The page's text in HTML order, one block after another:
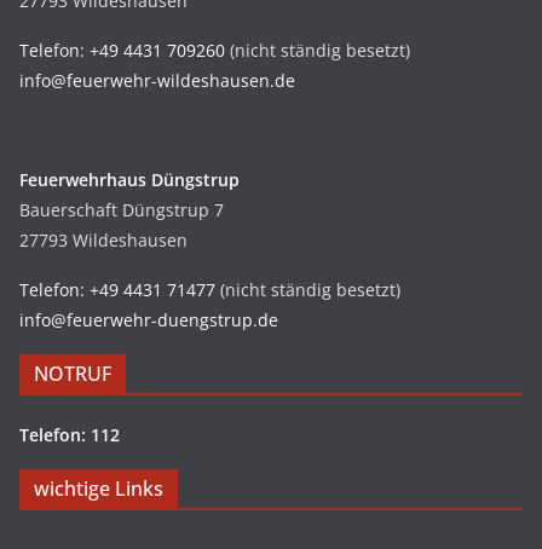
Telefon: +49 4431 709260 (nicht ständig besetzt)
info@feuerwehr-wildeshausen.de
Feuerwehrhaus Düngstrup
Bauerschaft Düngstrup 7
27793 Wildeshausen
Telefon: +49 4431 71477 (nicht ständig besetzt)
info@feuerwehr-duengstrup.de
NOTRUF
Telefon: 112
wichtige Links